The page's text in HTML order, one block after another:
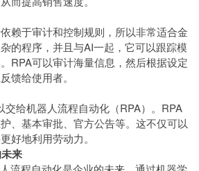
赖于审计和控制规则，所以非常适合金
的程序，并且与AI一起，它可以跟踪模
RPA可以审计海量信息，然后根据设定
馈给使用者。
交给机器人流程自动化（RPA）。RPA
、基本审批、官方公告等。这不仅可以
好地利用劳动力。
来